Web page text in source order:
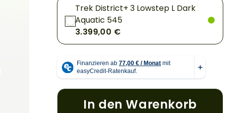
Trek District+ 3 Lowstep L Dark
Aquatic 545
3.399,00 €
In den Warenkorb